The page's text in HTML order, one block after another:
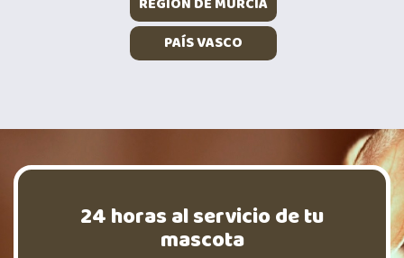
PAÍS VASCO
24 horas al servicio de tu
mascota